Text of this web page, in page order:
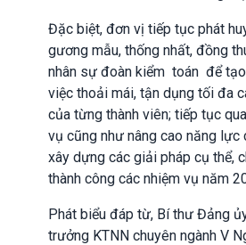
Đặc biệt, đơn vị tiếp tục phát
gương mẫu, thống nhất, đồng
nhân sự đoàn kiểm toán để
việc thoải mái, tận dụng tối đa
của từng thành viên; tiếp tục
vụ cũng như nâng cao năng lực
xây dựng các giải pháp cụ thể,
thành công các nhiệm vụ năm
Phát biểu đáp từ, Bí thư Đảng
trưởng KTNN chuyên ngành V